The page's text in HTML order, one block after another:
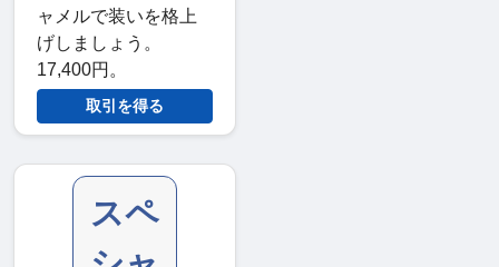
ャメルで装いを格上
げしましょう。
17,400円。
取引を得る
スペ